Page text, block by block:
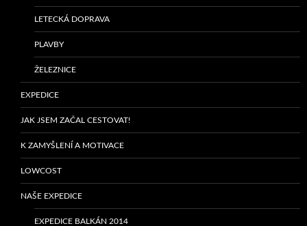
LETECKÁ DOPRAVA
PLAVBY
ŽELEZNICE
EXPEDICE
JAK JSEM ZAČAL CESTOVAT!
K ZAMYŠLENÍ A MOTIVACE
LOWCOST
NAŠE EXPEDICE
EXPEDICE BALKÁN 2014